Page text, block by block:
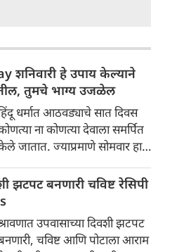
शनिवारी हे उपाय केल्याने
तुमचे भाग्य उजळेल
धर्मात आठवड्याचे सात दिवस
ना कोणत्या देवाला समर्पित
जातात. ज्याप्रमाणे सोमवार हा
समर्पित आहे, बुधवारी
समर्पित आहे, त्याचप्रमाणे
शनिवार हा शनिदेवाला समर्पित आहे.
शनिदेवाला न्यायाचा देवता म्हणतात.
म्हटले जाते की आपल्या
झटपट बनणारी चविष्ट रेसिपी
उपवासाच्या दिवशी झटपट
चविष्ट आणि पोटाला आराम